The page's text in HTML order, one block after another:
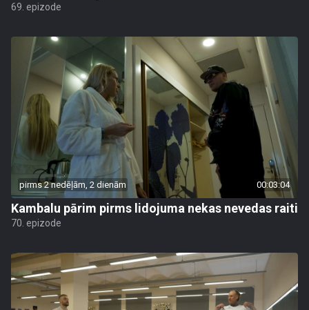
69. epizode
pirms 2 nedēļām, 2 dienām 00:03:04
Kambalu pārim pirms lidojuma nekas nevedas raiti
70. epizode